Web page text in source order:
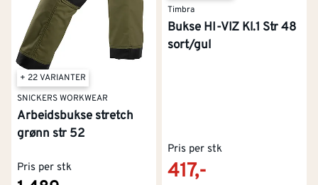
Mange stretch-alternativer
: Alt fra klassiske bukser
med Cordura®-forsterkninger til de nyeste modellene
med full stretch i hovedmaterialet, som gir
uovertruffen komfort.
Arbeidsbukser fra Mascot og Mascot
Advanced
Mascot
er kjent for sitt utvalg av arbeidsbukser og
gode balanse mellom pris og kvalitet. Deres
+ 22 VARIANTER
SNICKERS WORKWEAR
Arbeidsbukse stretch
grønn str 52
Pris per stk
Timbra
Bukse HI-VIZ Kl.1 Str 48
sort/gul
Pris per stk
417,-